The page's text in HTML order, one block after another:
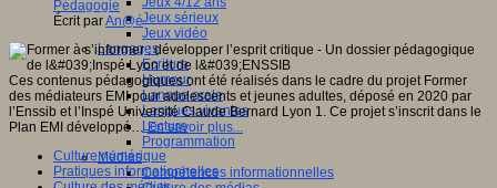
Jeux sérieux
Jeux vidéo
Langages
Ecriture
Humour
Langue orale
Langues vivantes
Lecture
Programmation
Médias
Compétences informationnelles
Pédagogie
Écrit parAn@é
Ces contenus pédagogiques ont été réalisés dans le cadre du projet Former
des médiateurs EMI pour adolescents et jeunes adultes, déposé en 2020 par
l’Enssib et l’Inspé Université Claude Bernard Lyon 1. Ce projet s’inscrit dans le
Plan EMI développé…En savoir plus...
Culture numérique
Pratiques informationnelles